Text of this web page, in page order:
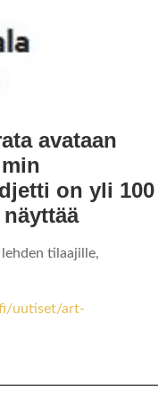
avataan
on yli 100
tilaajille,
uutiset/art-